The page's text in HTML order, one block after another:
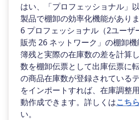
はい、「プロフェッショナル」
製品で棚卸の効率化機能があり
6 プロフェッショナル（2ユーザ
販売 26 ネットワーク」の棚卸
簿残と実際の在庫数の差を計算
数を棚卸伝票として出庫伝票に
の商品在庫数が登録されている
をインポートすれば、在庫調整
動作成できます。詳しくはこちら
い。